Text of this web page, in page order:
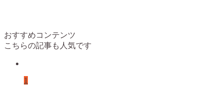
おすすめコンテンツ
こちらの記事も人気です
1